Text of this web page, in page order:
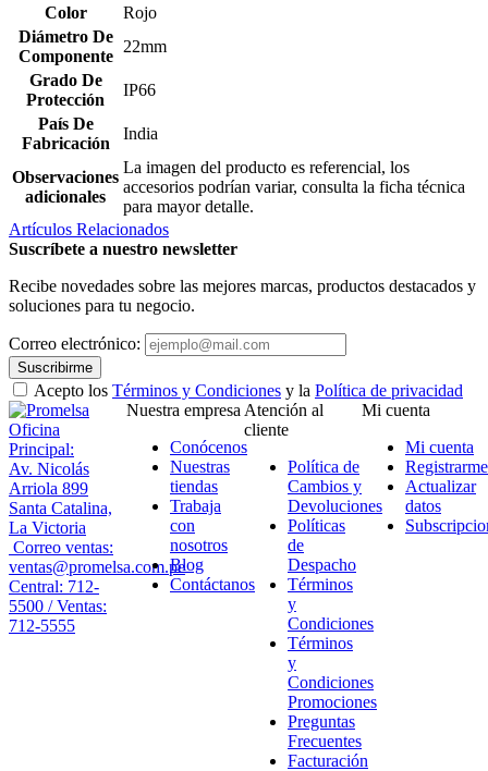
Color
Rojo
Diámetro De
Componente
22mm
Grado De
Protección
IP66
País De
Fabricación
India
Observaciones
adicionales
La imagen del producto es referencial, los
accesorios podrían variar, consulta la ficha técnica
para mayor detalle.
Artículos Relacionados
Suscríbete a nuestro newsletter
Recibe novedades sobre las mejores marcas, productos destacados y
soluciones para tu negocio.
Correo electrónico:
Suscribirme
Acepto los Términos y Condiciones y la Política de privacidad
Oficina
Principal:
Av. Nicolás
Arriola 899
Santa Catalina,
La Victoria
Correo ventas:
ventas@promelsa.com.pe
Central: 712-
5500 / Ventas:
712-5555
Nuestra empresa
Conócenos
Nuestras
tiendas
Trabaja
con
nosotros
Blog
Contáctanos
Atención al
cliente
Política de
Cambios y
Devoluciones
Políticas
de
Despacho
Términos
y
Condiciones
Términos
y
Condiciones
Promociones
Preguntas
Frecuentes
Facturación
Mi cuenta
Mi cuenta
Registrarme
Actualizar
datos